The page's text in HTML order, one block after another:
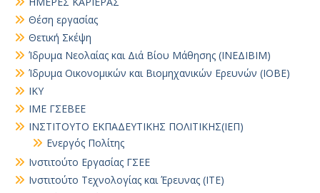
Θέση εργασίας
Θετική Σκέψη
Ίδρυμα Νεολαίας και Διά Βίου Μάθησης (ΙΝΕΔΙΒΙΜ)
Ίδρυμα Οικονομικών και Βιομηχανικών Ερευνών (ΙΟΒΕ)
ΙΚΥ
ΙΜΕ ΓΣΕΒΕΕ
ΙΝΣΤΙΤΟΥΤΟ ΕΚΠΑΔΕΥΤΙΚΗΣ ΠΟΛΙΤΙΚΗΣ(ΙΕΠ)
Ενεργός Πολίτης
Ινστιτούτο Εργασίας ΓΣΕΕ
Ινστιτούτο Τεχνολογίας και Έρευνας (ΙΤΕ)